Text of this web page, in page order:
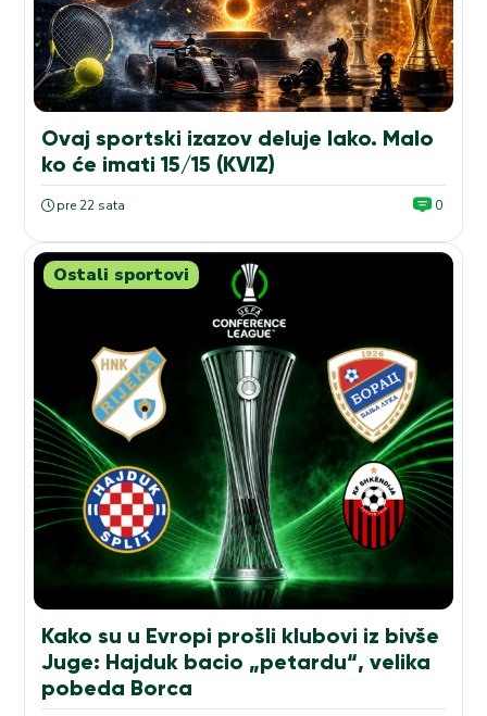
Ovaj sportski izazov deluje lako. Malo
ko će imati 15/15 (KVIZ)
pre 22 sata 0
Ostali sportovi
Kako su u Evropi prošli klubovi iz bivše
Juge: Hajduk bacio „petardu“, velika
pobeda Borca